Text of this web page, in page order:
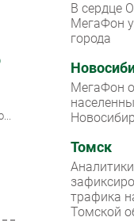
Аналитика
Интервью
Проекты
IT класс
Тестовый
Каталог
В сердце
МегаФон
города
МегаФон
Томск
трафика
Томской